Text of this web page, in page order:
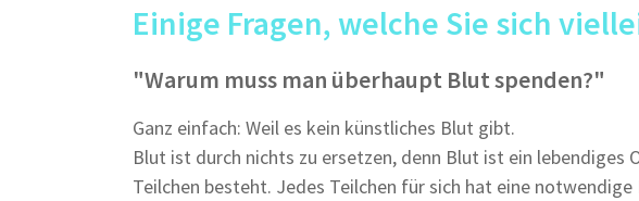
Einige Fragen, welche Sie sich
"Warum muss man überhaupt Blut spenden?"
Ganz einfach: Weil es kein künstliches Blut gibt.
Blut ist durch nichts zu ersetzen, denn Blut ist ein lebendiges
Teilchen besteht. Jedes Teilchen für sich hat eine